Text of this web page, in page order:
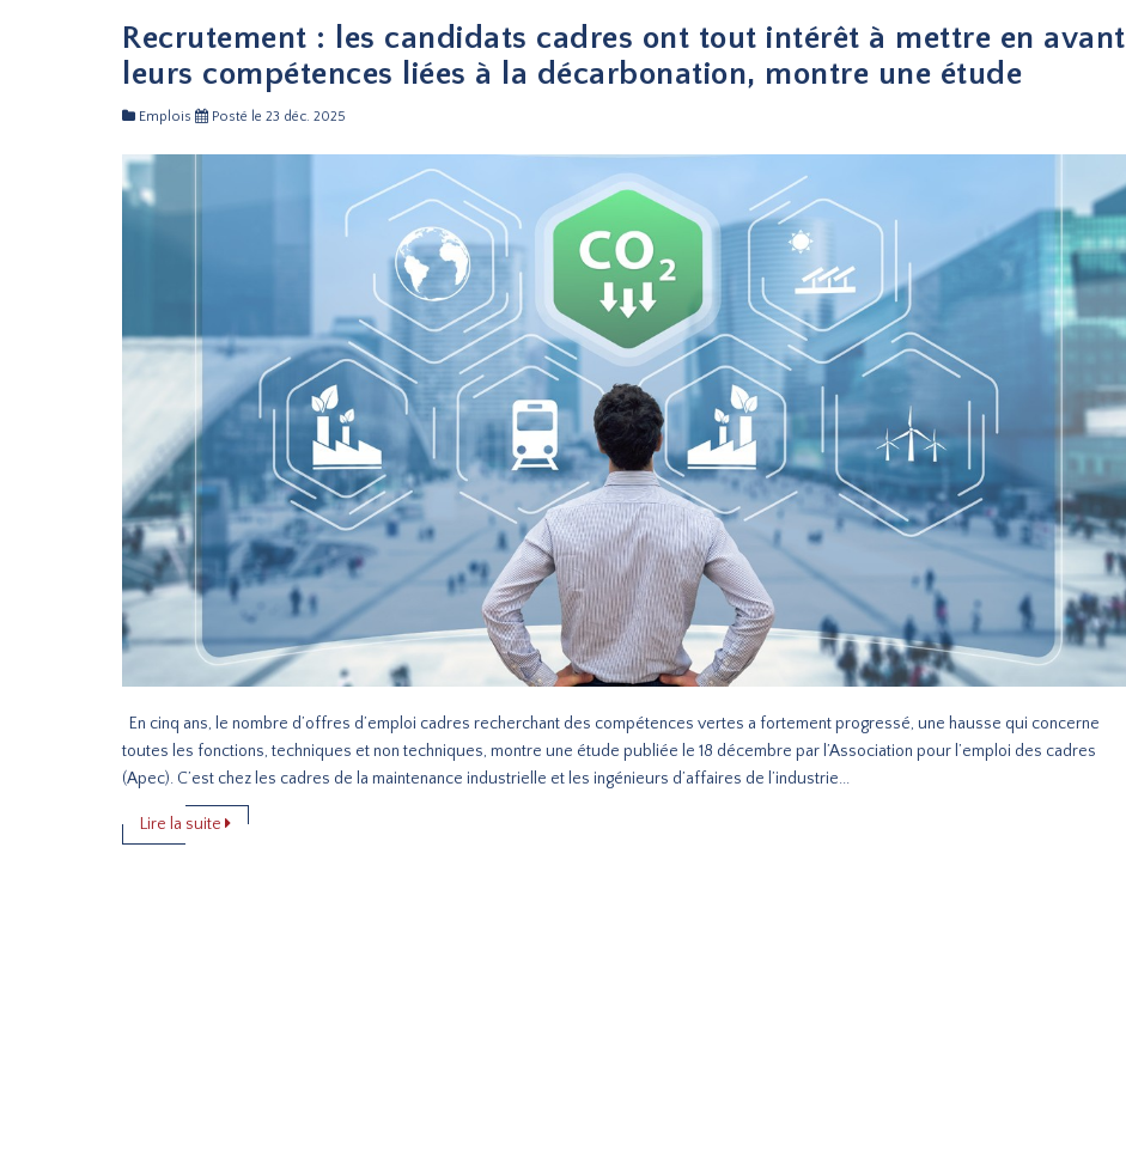
Recrutement : les candidats cadres ont tout intérêt à mettre en avant
leurs compétences liées à la décarbonation, montre une étude
Emplois Posté le 23 déc. 2025
En cinq ans, le nombre d’offres d’emploi cadres recherchant des compétences vertes a fortement progressé, une hausse qui concerne
toutes les fonctions, techniques et non techniques, montre une étude publiée le 18 décembre par l’Association pour l’emploi des cadres
(Apec). C’est chez les cadres de la maintenance industrielle et les ingénieurs d’affaires de l’industrie...
Lire la suite